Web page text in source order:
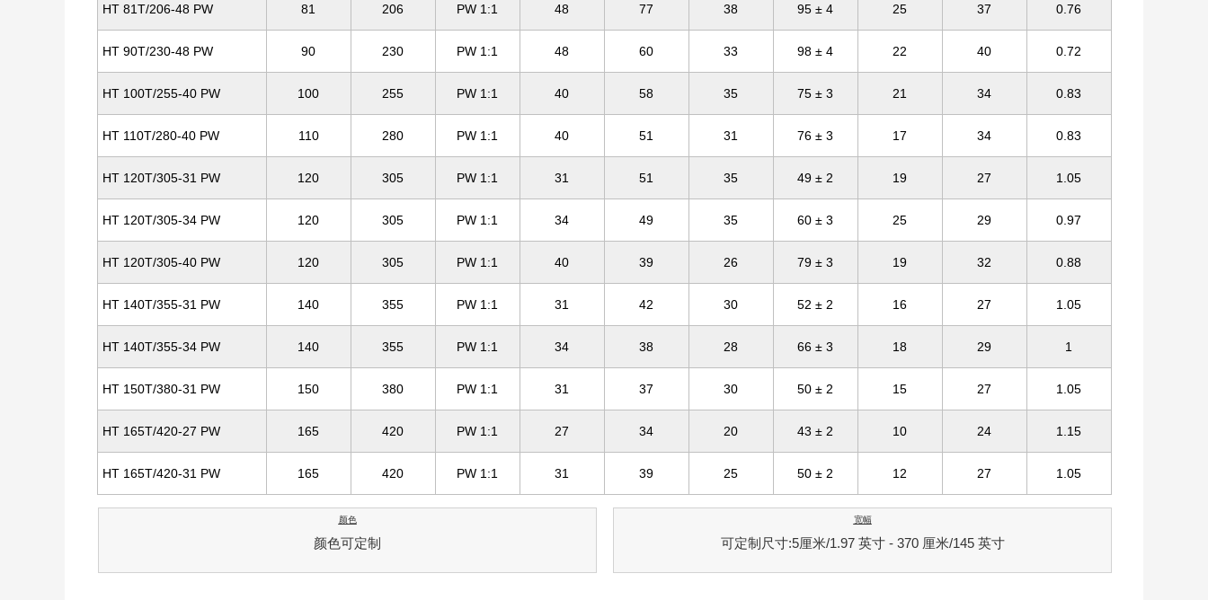
HT 81T/206-48 PW 81 206 PW 1:1 48 77 38 95 ± 4 25 37 0.76
HT 90T/230-48 PW 90 230 PW 1:1 48 60 33 98 ± 4 22 40 0.72
HT 100T/255-40 PW 100 255 PW 1:1 40 58 35 75 ± 3 21 34 0.83
HT 110T/280-40 PW 110 280 PW 1:1 40 51 31 76 ± 3 17 34 0.83
HT 120T/305-31 PW 120 305 PW 1:1 31 51 35 49 ± 2 19 27 1.05
HT 120T/305-34 PW 120 305 PW 1:1 34 49 35 60 ± 3 25 29 0.97
HT 120T/305-40 PW 120 305 PW 1:1 40 39 26 79 ± 3 19 32 0.88
HT 140T/355-31 PW 140 355 PW 1:1 31 42 30 52 ± 2 16 27 1.05
HT 140T/355-34 PW 140 355 PW 1:1 34 38 28 66 ± 3 18 29 1
HT 150T/380-31 PW 150 380 PW 1:1 31 37 30 50 ± 2 15 27 1.05
HT 165T/420-27 PW 165 420 PW 1:1 27 34 20 43 ± 2 10 24 1.15
HT 165T/420-31 PW 165 420 PW 1:1 31 39 25 50 ± 2 12 27 1.05
颜色
颜色可定制
宽幅
可定制尺寸:5厘米/1.97 英寸 - 370 厘米/145 英寸